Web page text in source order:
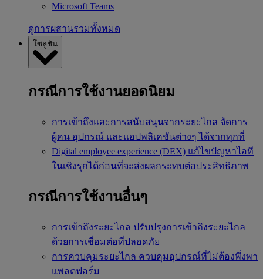
Microsoft Teams
ดูการผสานรวมทั้งหมด
โซลูชัน
กรณีการใช้งานยอดนิยม
การเข้าถึงและการสนับสนุนจากระยะไกล จัดการ
ผู้คน อุปกรณ์ และแอปพลิเคชันต่างๆ ได้จากทุกที่
Digital employee experience (DEX) แก้ไขปัญหาไอที
ในเชิงรุกได้ก่อนที่จะส่งผลกระทบต่อประสิทธิภาพ
กรณีการใช้งานอื่นๆ
การเข้าถึงระยะไกล ปรับปรุงการเข้าถึงระยะไกล
ด้วยการเชื่อมต่อที่ปลอดภัย
การควบคุมระยะไกล ควบคุมอุปกรณ์ที่ไม่ต้องพึ่งพา
แพลตฟอร์ม